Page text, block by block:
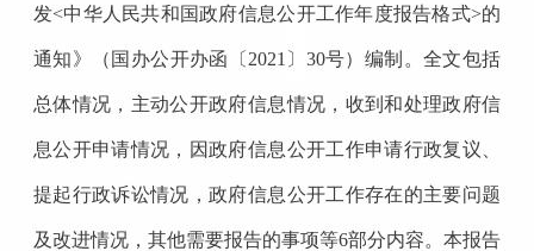
发<中华人民共和国政府信息公开工作年度报告格式>的
通知》（国办公开办函〔2021〕30号）编制。全文包括
总体情况，主动公开政府信息情况，收到和处理政府信
息公开申请情况，因政府信息公开工作申请行政复议、
提起行政诉讼情况，政府信息公开工作存在的主要问题
及改进情况，其他需要报告的事项等6部分内容。本报告